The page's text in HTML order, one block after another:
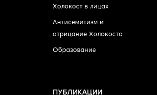
Холокост в лицах
Антисемитизм и
отрицание Холокоста
Образование
ПУБЛИКАЦИИ